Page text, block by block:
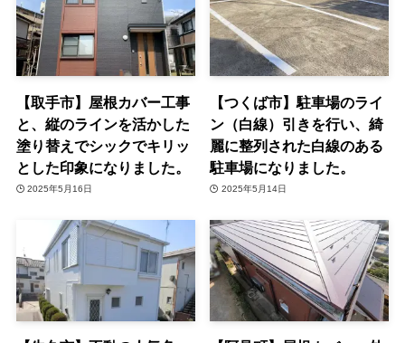
【取手市】屋根カバー工事
と、縦のラインを活かした
塗り替えでシックでキリッ
とした印象になりました。
2025年5月16日
【つくば市】駐車場のライ
ン（白線）引きを行い、綺
麗に整列された白線のある
駐車場になりました。
2025年5月14日